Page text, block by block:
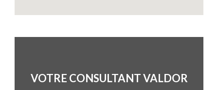
VOTRE CONSULTANT VALDOR